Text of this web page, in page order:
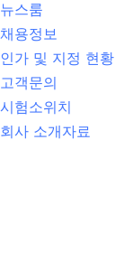
뉴스룸
채용정보
인가 및 지정 현황
고객문의
시험소위치
회사 소개자료